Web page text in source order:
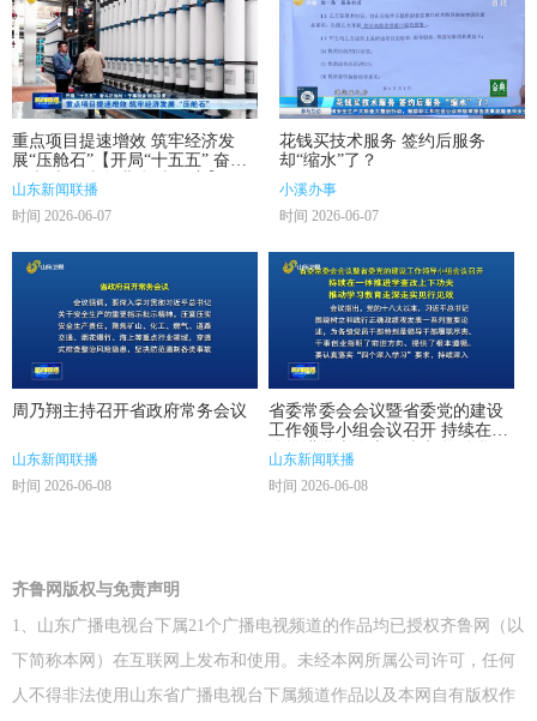
重点项目提速增效 筑牢经济发
展“压舱石”【开局“十五五” 奋斗
正当时·干事创业 担当尽责】
山东新闻联播
时间 2026-06-07
花钱买技术服务 签约后服务
却“缩水”了？
小溪办事
时间 2026-06-07
周乃翔主持召开省政府常务会议
山东新闻联播
时间 2026-06-08
省委常委会会议暨省委党的建设
工作领导小组会议召开 持续在一
体推进学查改上下功夫 推动学习
教育走深走实见行见效
山东新闻联播
时间 2026-06-08
齐鲁网版权与免责声明
1、山东广播电视台下属21个广播电视频道的作品均已授权齐鲁网（以
下简称本网）在互联网上发布和使用。未经本网所属公司许可，任何
人不得非法使用山东省广播电视台下属频道作品以及本网自有版权作